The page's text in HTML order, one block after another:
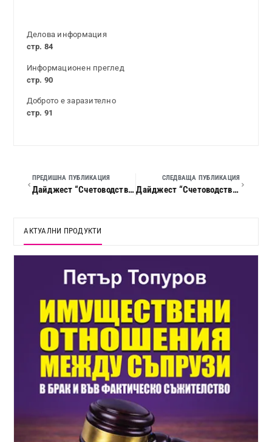
Делова информация
стр. 84
Информационен преглед
стр. 90
Доброто е заразително
стр. 91
ПРЕДИШНА ПУБЛИКАЦИЯ
Дайджест “Счетоводство, данъци и право”, 2022 г., кн. 09
СЛЕДВАЩА ПУБЛИКАЦИЯ
Дайджест “Счетоводство, данъци и право”, 2022 г., кн. 11
АКТУАЛНИ ПРОДУКТИ